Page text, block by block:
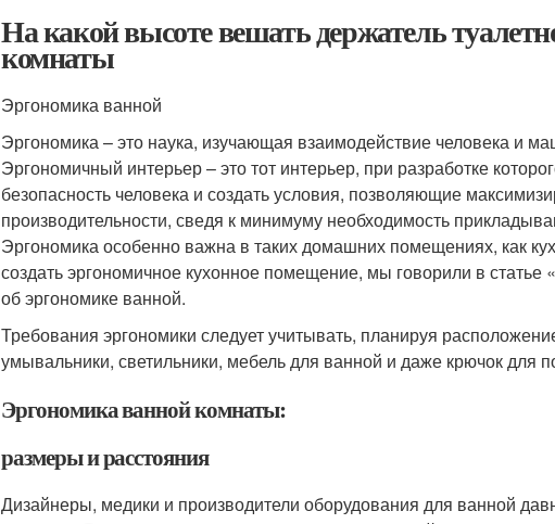
На какой высоте вешать держатель
комнаты
Эргономика ванной
Эргономика – это наука, изучающая взаимодействие человека и
Эргономичный интерьер – это тот интерьер, при разработке
безопасность человека и создать условия, позволяющие
производительности, сведя к минимуму необходимость
Эргономика особенно важна в таких домашних помещениях, как
создать эргономичное кухонное помещение, мы говорили в статье
об эргономике ванной.
Требования эргономики следует учитывать, планируя
умывальники, светильники, мебель для ванной и даже крючок для
Эргономика ванной комнаты:
размеры и расстояния
Дизайнеры, медики и производители оборудования для ванной